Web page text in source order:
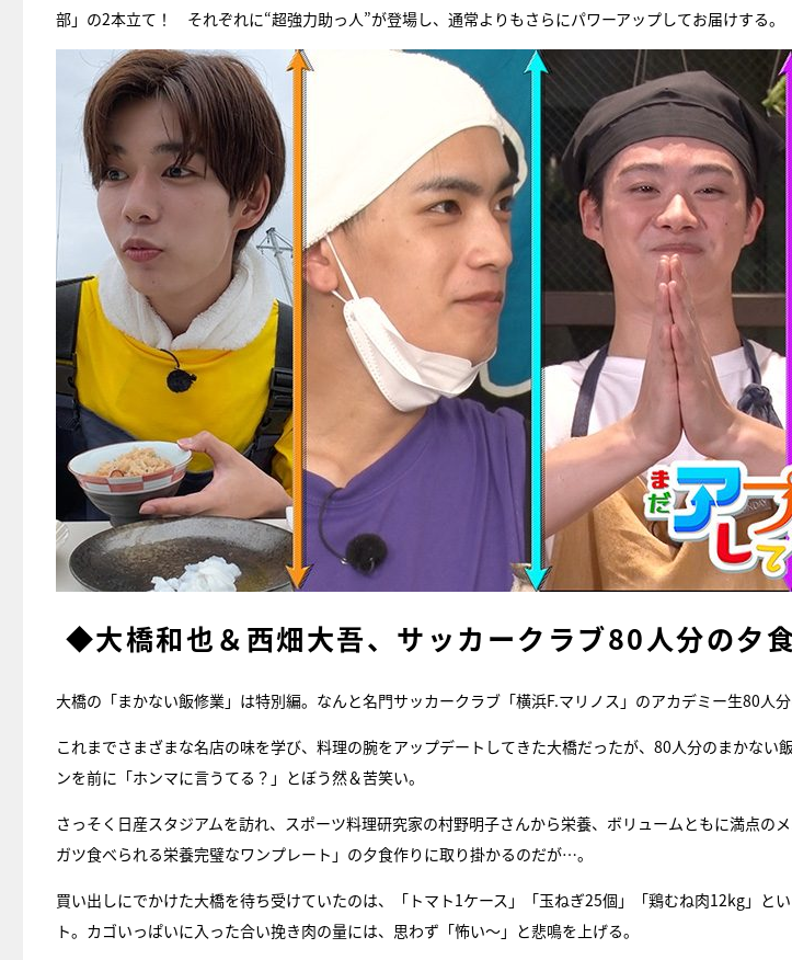
部」の2本立て！ それぞれに“超強力助っ人”が登場し、通常よりもさらにパワーアップしてお届けする。
◆大橋和也＆西畑大吾、サッカークラブ80人分の夕
大橋の「まかない飯修業」は特別編。なんと名門サッカークラブ「横浜F.マリノス」のアカデミー生80人分
これまでさまざまな名店の味を学び、料理の腕をアップデートしてきた大橋だったが、80人分のまかない
ンを前に「ホンマに言うてる？」とぼう然＆苦笑い。
さっそく日産スタジアムを訪れ、スポーツ料理研究家の村野明子さんから栄養、ボリュームともに満点の
ガツ食べられる栄養完璧なワンプレート」の夕食作りに取り掛かるのだが…。
買い出しにでかけた大橋を待ち受けていたのは、「トマト1ケース」「玉ねぎ25個」「鶏むね肉12kg」と
ト。カゴいっぱいに入った合い挽き肉の量には、思わず「怖い～」と悲鳴を上げる。